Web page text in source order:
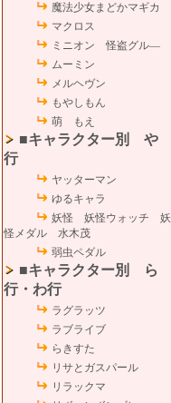
魔法少女まどかマギカ
マクロス
ミニオン 怪盗グル―
ムーミン
メルヘヴン
もやしもん
萌 もえ
■キャラクター別 や
行
ヤッターマン
ゆるキャラ
妖怪 妖怪ウォッチ 妖
怪メダル 水木茂
弱虫ペダル
■キャラクター別 ら
行・わ行
ラグラッツ
ラブライブ
らきすた
リサとガスパール
リラックマ